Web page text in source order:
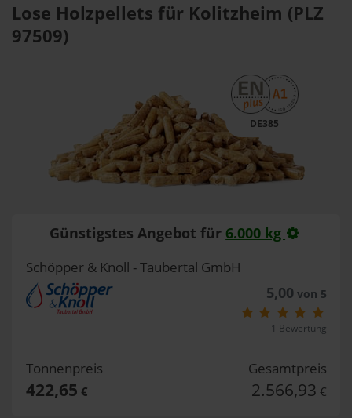
Lose Holzpellets für Kolitzheim (PLZ
97509)
DE385
Günstigstes Angebot für 6.000 kg
Schöpper & Knoll - Taubertal GmbH
5,00 von 5
1 Bewertung
Tonnenpreis
422,65 €
Gesamtpreis
2.566,93 €